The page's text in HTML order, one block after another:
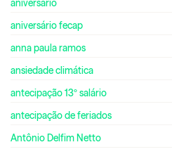
aniversario
aniversário fecap
anna paula ramos
ansiedade climática
antecipação 13º salário
antecipação de feriados
Antônio Delfim Netto